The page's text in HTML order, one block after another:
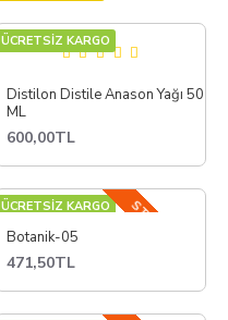
ÜCRETSİZ KARGO
Distilon Distile Anason Yağı 50
ML
600,00TL
ÜCRETSİZ KARGO STOKTA YOK
Botanik-05
471,50TL